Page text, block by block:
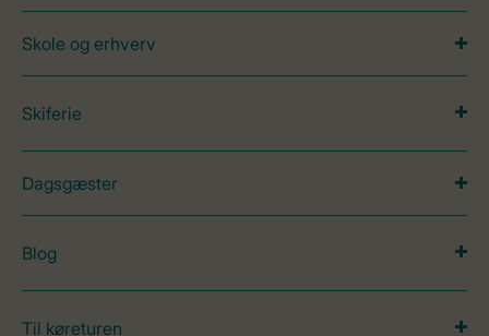
Skole og erhverv
Skiferie
Dagsgæster
Blog
Til køreturen